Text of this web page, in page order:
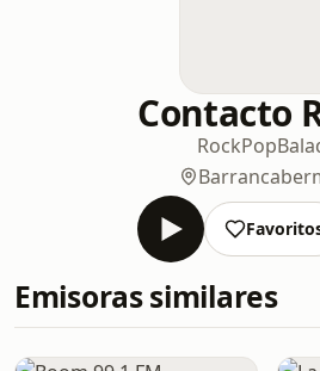
Contacto
RockPop
Emisoras similares